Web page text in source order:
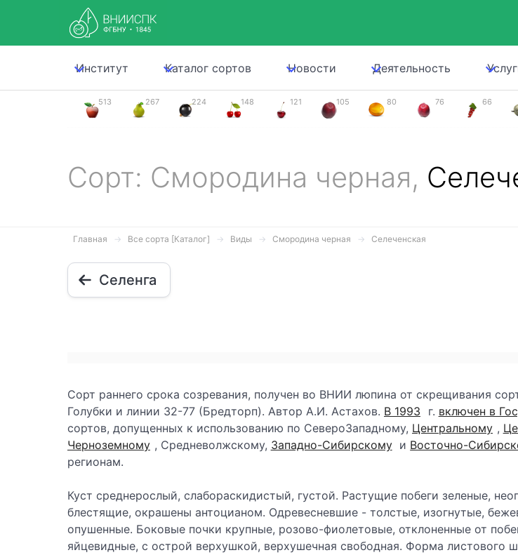
Институт Каталог сортов Новости Деятельность
513 267 224 148 121 105 80 76 66
Сорт: Смородина черная,
Главная Все сорта [Каталог] Виды Смородина черная Селеченская
Селенга
Сорт раннего срока созревания, получен во ВНИИ люпина от скрещивания
Голубки и линии 32-77 (Бредторп). Автор А.И. Астахов. В 1993 г. включен в
сортов, допущенных к использованию по СевероЗападному, Центральному ,
Черноземному , Средневолжскому, Западно-Сибирскому и Восточно-
регионам.
Куст среднерослый, слабораскидистый, густой. Растущие побеги зеленые,
блестящие, окрашены антоцианом. Одревесневшие - толстые, изогнутые,
опушенные. Боковые почки крупные, розово-фиолетовые, отклоненные от
яйцевидные, с острой верхушкой, верхушечная свободная. Форма листового